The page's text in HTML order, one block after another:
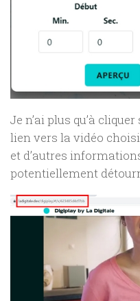
Je n’ai plus qu’à cliquer
lien vers la vidéo
et d’autres
potentiellement